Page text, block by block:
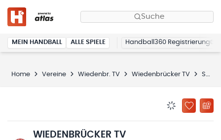
Suche
MEIN HANDBALL ALLE SPIELE Handball360 Registrierung
Home Vereine Wiedenbr. TV Wiedenbrücker TV Spielplan
ZU
WIEDENBRÜCKER TV